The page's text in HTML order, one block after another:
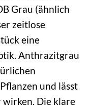
Grau (ähnlich
zeitlose
eine
Anthrazitgrau
und lässt
Die klare